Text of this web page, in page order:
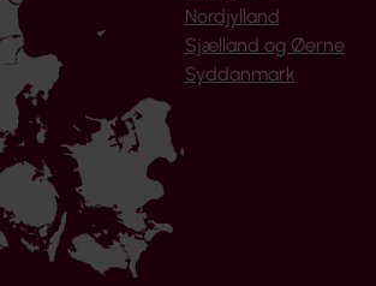
Nordjylland
Sjælland og Øerne
Syddanmark